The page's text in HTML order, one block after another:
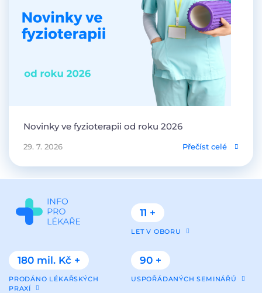
Novinky ve fyzioterapii od roku 2026
29. 7. 2026 Přečíst celé
11 +
LET V OBORU
180 mil. Kč +
PRODÁNO LÉKAŘSKÝCH
PRAXÍ
90 +
USPOŘÁDANÝCH SEMINÁŘŮ